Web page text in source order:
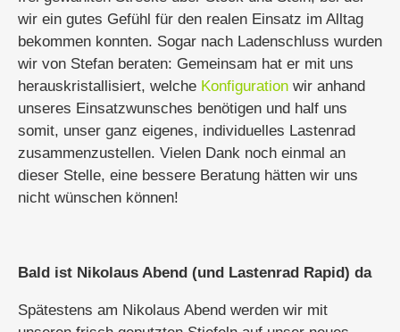
wir ein gutes Gefühl für den realen Einsatz im Alltag
bekommen konnten. Sogar nach Ladenschluss wurden
wir von Stefan beraten: Gemeinsam hat er mit uns
herauskristallisiert, welche Konfiguration wir anhand
unseres Einsatzwunsches benötigen und half uns
somit, unser ganz eigenes, individuelles Lastenrad
zusammenzustellen. Vielen Dank noch einmal an
dieser Stelle, eine bessere Beratung hätten wir uns
nicht wünschen können!
Bald ist Nikolaus Abend (und Lastenrad Rapid) da
Spätestens am Nikolaus Abend werden wir mit